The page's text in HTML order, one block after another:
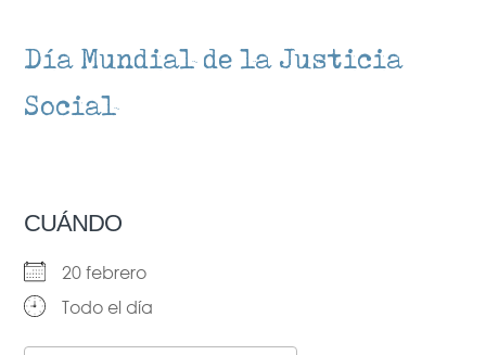
Día Mundial de la Justicia
Social
CUÁNDO
20 febrero
Todo el día